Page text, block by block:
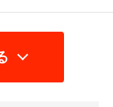
人型プランで